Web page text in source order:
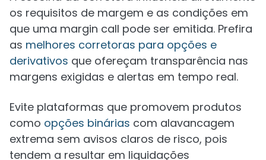
os requisitos de margem e as condições em
que uma margin call pode ser emitida. Prefira
as melhores corretoras para opções e
derivativos que ofereçam transparência nas
margens exigidas e alertas em tempo real.
Evite plataformas que promovem produtos
como opções binárias com alavancagem
extrema sem avisos claros de risco, pois
tendem a resultar em liquidações